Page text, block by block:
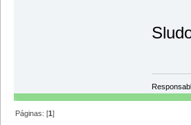
Páginas: [1]